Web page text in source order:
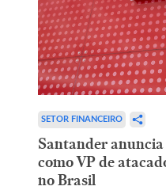
SETOR FINANCEIRO
Santander anuncia
como VP de
no Brasil